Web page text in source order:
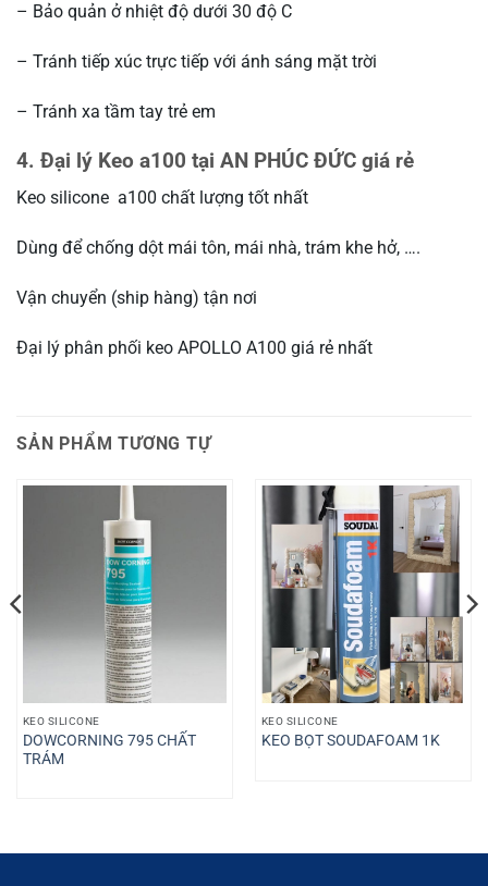
– Bảo quản ở nhiệt độ dưới 30 độ C
– Tránh tiếp xúc trực tiếp với ánh sáng mặt trời
– Tránh xa tầm tay trẻ em
4. Đại lý Keo a100 tại AN PHÚC ĐỨC giá rẻ
Keo silicone a100 chất lượng tốt nhất
Dùng để chống dột mái tôn, mái nhà, trám khe hở, ….
Vận chuyển (ship hàng) tận nơi
Đại lý phân phối keo APOLLO A100 giá rẻ nhất
SẢN PHẨM TƯƠNG TỰ
KEO SILICONE
DOWCORNING 795 CHẤT
TRÁM
KEO SILICONE
KEO BỌT SOUDAFOAM 1K